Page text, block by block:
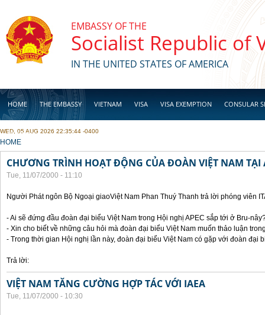
EMBASSY OF THE
Socialist Republic of
IN THE UNITED STATES OF AMERICA
HOME THE EMBASSY VIETNAM VISA VISA EXEMPTION CONSULAR
BUSINESS
WED, 05 AUG 2026 22:35:44 -0400
YOU ARE HERE
HOME
CHƯƠNG TRÌNH HOẠT ĐỘNG CỦA ĐOÀN VIỆT NAM TẠI
Tue, 11/07/2000 - 11:10
Người Phát ngôn Bộ Ngoại giaoViệt Nam Phan Thuý Thanh trả lời phóng viên
- Ai sẽ đứng đầu đoàn đại biểu Việt Nam trong Hội nghị APEC sắp tới ở Bru-
- Xin cho biết về những câu hỏi mà đoàn đại biểu Việt Nam muốn thảo luận
- Trong thời gian Hội nghị lần này, đoàn đại biểu Việt Nam có gặp với đoàn đại
Trả lời:
VIỆT NAM TĂNG CƯỜNG HỢP TÁC VỚI IAEA
Tue, 11/07/2000 - 10:30